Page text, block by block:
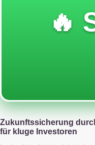
🔥
Zukunftssicherung
für kluge Investoren